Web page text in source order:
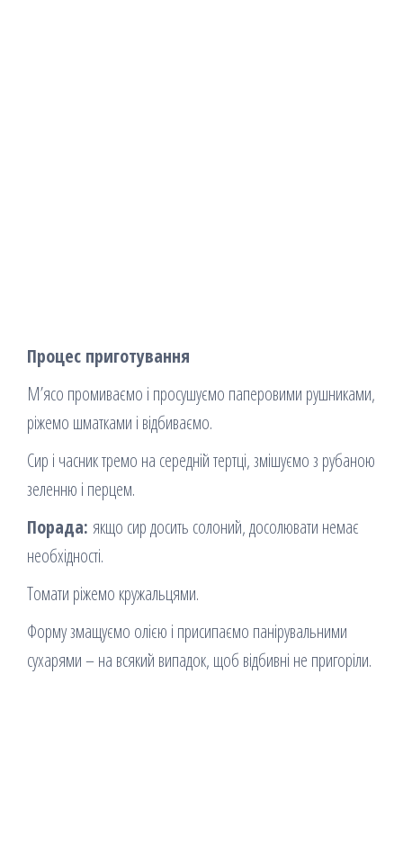
Процес приготування
М’ясо промиваємо і просушуємо паперовими рушниками,
ріжемо шматками і відбиваємо.
Сир і часник тремо на середній тертці, змішуємо з рубаною
зеленню і перцем.
Порада: якщо сир досить солоний, досолювати немає
необхідності.
Томати ріжемо кружальцями.
Форму змащуємо олією і присипаємо панірувальними
сухарями – на всякий випадок, щоб відбивні не пригоріли.